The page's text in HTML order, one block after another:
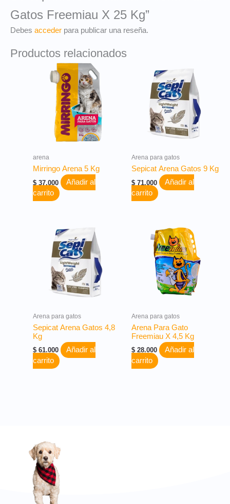
Gatos Freemiau X 25 Kg”
Debes acceder para publicar una reseña.
Productos relacionados
arena
Mirringo Arena 5 Kg
$37.000
Añadir al
carrito
Arena para gatos
Sepicat Arena Gatos 9 Kg
$71.000
Añadir al
carrito
Arena para gatos
Sepicat Arena Gatos 4,8
Kg
$61.000
Añadir al
carrito
Arena para gatos
Arena Para Gato
Freemiau X 4,5 Kg
$28.000
Añadir al
carrito